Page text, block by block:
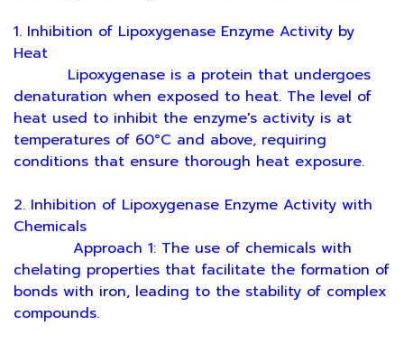
1. Inhibition of Lipoxygenase Enzyme Activity by
Heat
Lipoxygenase is a protein that undergoes
denaturation when exposed to heat. The level of
heat used to inhibit the enzyme's activity is at
temperatures of 60°C and above, requiring
conditions that ensure thorough heat exposure.
2. Inhibition of Lipoxygenase Enzyme Activity with
Chemicals
Approach 1: The use of chemicals with
chelating properties that facilitate the formation of
bonds with iron, leading to the stability of complex
compounds.